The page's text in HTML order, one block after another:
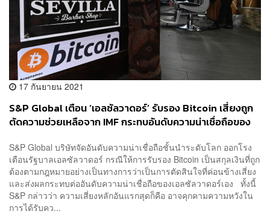
17 กันยายน 2021
S&P Global เตือน ‘เอลซัลวาดอร์’ รับรอง Bitcoin เสี่ยงถูก
ตัดความช่วยเหลือจาก IMF กระทบอันดับความน่าเชื่อถือของ
S&P Global บริษัทจัดอันดับความน่าเชื่อถือชั้นนำระดับโลก ออกโรง
เตือนรัฐบาลเอลซัลวาดอร์ กรณีให้การรับรอง Bitcoin เป็นสกุลเงินที่ถูก
ต้องตามกฎหมายอย่างเป็นทางการว่าเป็นการตัดสินใจที่ค่อนข้างเสี่ยง
และส่งผลกระทบต่ออันดับความน่าเชื่อถือของเอลซัลวาดอร์เอง ทั้งนี้
S&P กล่าวว่า ความเสี่ยงหลักอันแรกสุดก็คือ อาจคุกคามความหวังใน
การได้รับคว...